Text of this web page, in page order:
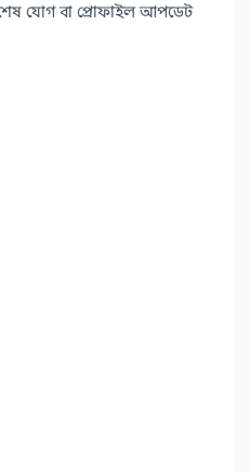
যোগ বা প্রোফাইল আপডেট